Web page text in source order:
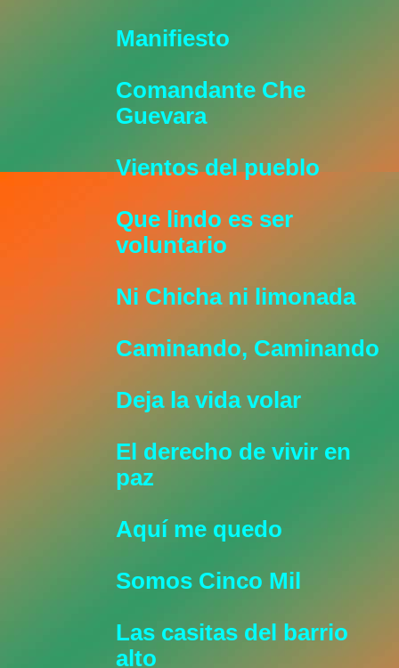
Manifiesto
Comandante Che
Guevara
Vientos del pueblo
Que lindo es ser
voluntario
Ni Chicha ni limonada
Caminando, Caminando
Deja la vida volar
El derecho de vivir en
paz
Aquí me quedo
Somos Cinco Mil
Las casitas del barrio
alto